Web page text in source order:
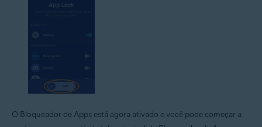
O Bloqueador de Apps está agora ativado e você pode começar a